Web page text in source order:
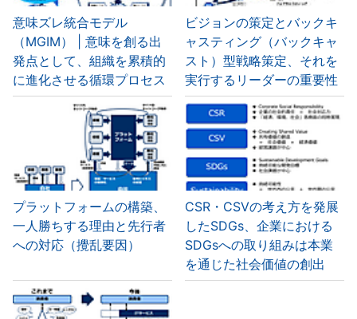
意味ズレ統合モデル
（MGIM） | 意味を創る出
発点として、組織を累積的
に進化させる循環プロセス
ビジョンの策定とバックキ
ャスティング（バックキャ
スト）型戦略策定、それを
実行するリーダーの重要性
プラットフォームの構築、
一人勝ちする理由と先行者
への対応（攪乱要因）
CSR・CSVの考え方を発展
したSDGs、企業における
SDGsへの取り組みは本業
を通じた社会価値の創出